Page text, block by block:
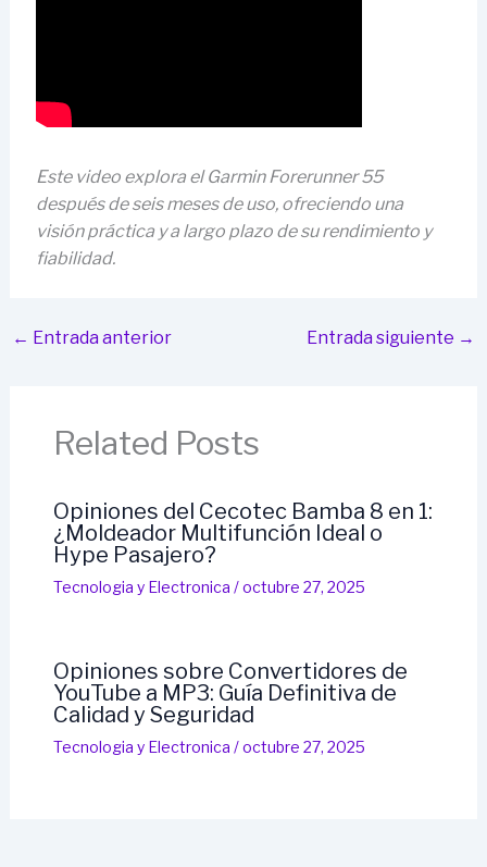
Este video explora el Garmin Forerunner 55
después de seis meses de uso, ofreciendo una
visión práctica y a largo plazo de su rendimiento y
fiabilidad.
← Entrada anterior Entrada siguiente →
Related Posts
Opiniones del Cecotec Bamba 8 en 1:
¿Moldeador Multifunción Ideal o
Hype Pasajero?
Tecnologi­a y Electronica /octubre 27, 2025
Opiniones sobre Convertidores de
YouTube a MP3: Guía Definitiva de
Calidad y Seguridad
Tecnologi­a y Electronica /octubre 27, 2025